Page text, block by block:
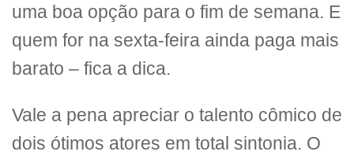
uma boa opção para o fim de semana. E
quem for na sexta-feira ainda paga mais
barato – fica a dica.
Vale a pena apreciar o talento cômico de
dois ótimos atores em total sintonia. O